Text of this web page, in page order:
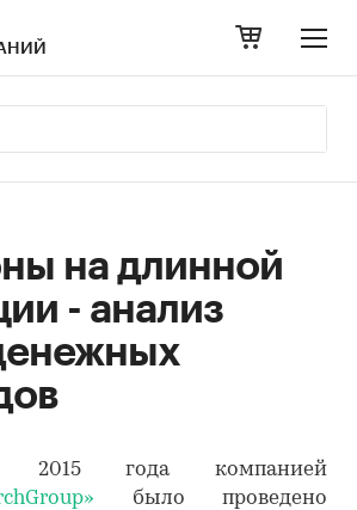
на длинной
- анализ
2015 года компанией
было проведено